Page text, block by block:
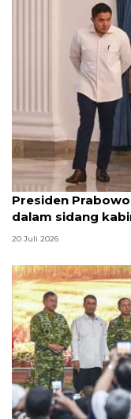
Presiden
dalam sidang
20 Juli 2026